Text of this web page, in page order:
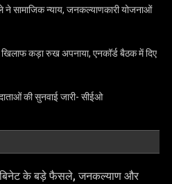
ने सामाजिक न्याय, जनकल्याणकारी योजनाओं
कड़ा रुख अपनाया, एनकॉर्ड बैठक में दिए
की सुनवाई जारी- सीईओ
के बड़े फैसले, जनकल्याण और